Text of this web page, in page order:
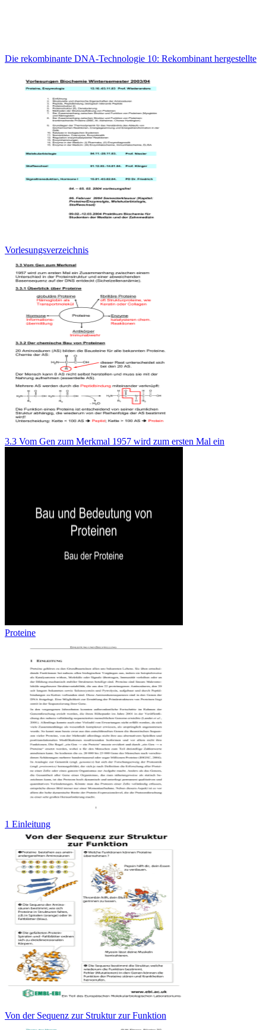
Die rekombinante DNA-Technologie 10: Rekombinant hergestellte
Vorlesungsverzeichnis
3.3 Vom Gen zum Merkmal 1957 wird zum ersten Mal ein
Proteine
1 Einleitung
Von der Sequenz zur Struktur zur Funktion